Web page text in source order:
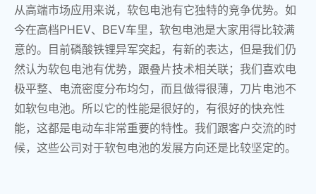
从高端市场应用来说，软包电池有它独特的竞争优势。如
今在高档PHEV、BEV车里，软包电池是大家用得比较满
意的。目前磷酸铁锂异军突起，有新的表达，但是我们仍
然认为软包电池有优势，跟叠片技术相关联；我们喜欢电
极平整、电流密度分布均匀，而且做得很薄，刀片电池不
如软包电池。所以它的性能是很好的，有很好的快充性
能，这都是电动车非常重要的特性。我们跟客户交流的时
候，这些公司对于软包电池的发展方向还是比较坚定的。